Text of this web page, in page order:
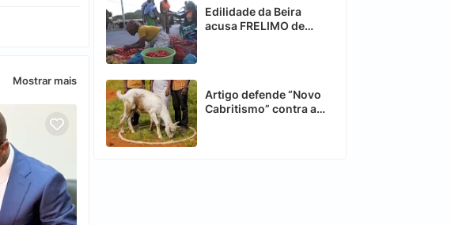
Mostrar mais
Edilidade da Beira
acusa FRELIMO de
Artigo defende “Novo
Cabritismo” contra a